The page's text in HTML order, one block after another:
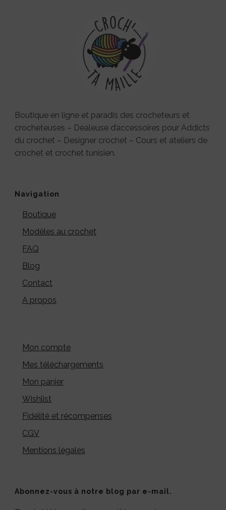
Boutique en ligne et paradis des crocheteurs et
crocheteuses – Dealeuse d’accessoires pour Addicts
du crochet – Designer crochet – Cours et ateliers de
crochet et crochet tunisien.
Navigation
Boutique
Modèles au crochet
FAQ
Blog
Contact
A propos
Mon compte
Mes téléchargements
Mon panier
Wishlist
Fidélité et récompenses
CGV
Mentions légales
Abonnez-vous à notre blog par e-mail.